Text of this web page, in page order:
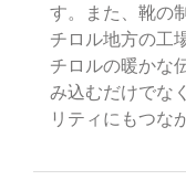
す。また、靴の
チロル地方の工
チロルの暖かな
み込むだけでな
リティにもつな